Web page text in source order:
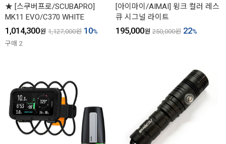
★ [스쿠버프로/SCUBAPRO]
MK11 EVO/C370 WHITE
1,014,300원 1,127,000원 10%
구매 2
[아이마이/AIMAI] 윙크 컬러 레스
큐 시그널 라이트
195,000원 250,000원 22%